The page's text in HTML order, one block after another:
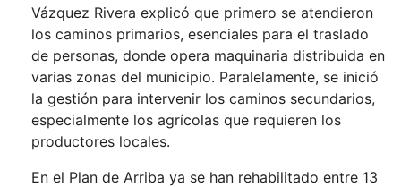
Vázquez Rivera explicó que primero se atendieron
los caminos primarios, esenciales para el traslado
de personas, donde opera maquinaria distribuida en
varias zonas del municipio. Paralelamente, se inició
la gestión para intervenir los caminos secundarios,
especialmente los agrícolas que requieren los
productores locales.
En el Plan de Arriba ya se han rehabilitado entre 13